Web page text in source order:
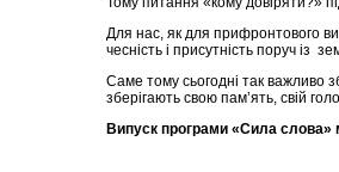
Для нас, як для прифронтового
чесність і присутність поруч із
Саме тому сьогодні так важливо
зберігають свою пам’ять, свій
Випуск програми «Сила